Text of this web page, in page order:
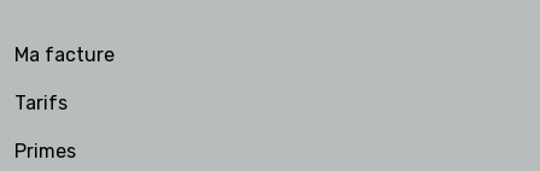
Ma facture
Tarifs
Primes